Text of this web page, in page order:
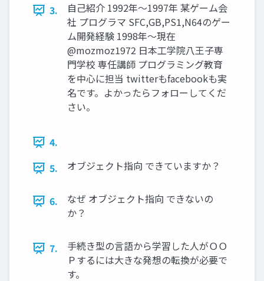
3.
自己紹介 1992年～1997年 某ゲーム会
社 プログラマ SFC,GB,PS1,N64のゲー
ム開発経験 1998年～現在
@mozmoz1972 日本工学院八王子専
門学校 専任講師 プログラミング教育
を中心に担当 twitterもfacebookも実
名です。よかったらフォローしてくだ
さい。
4.
5.
オブジェクト指向 できていますか？
6.
なぜ オブジェクト指向 できないの
か？
7.
手続き型の言語から学習した人がＯＯ
Ｐするには大きな発想の転換が必要で
す。